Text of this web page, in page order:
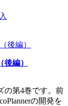
編）
の第4巻です。前
の開発を